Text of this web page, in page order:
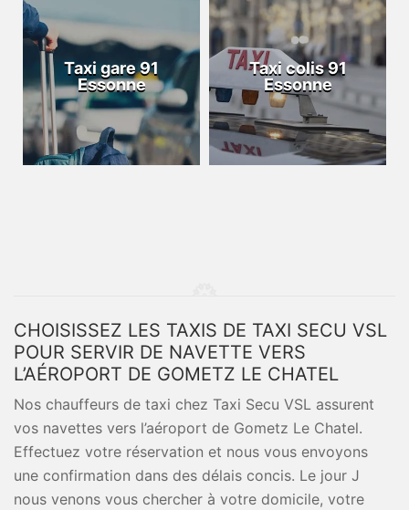
Taxi gare 91
Essonne
Taxi colis 91
Essonne
CHOISISSEZ LES TAXIS DE TAXI SECU VSL
POUR SERVIR DE NAVETTE VERS
L’AÉROPORT DE GOMETZ LE CHATEL
Nos chauffeurs de taxi chez Taxi Secu VSL assurent
vos navettes vers l’aéroport de Gometz Le Chatel.
Effectuez votre réservation et nous vous envoyons
une confirmation dans des délais concis. Le jour J
nous venons vous chercher à votre domicile, votre